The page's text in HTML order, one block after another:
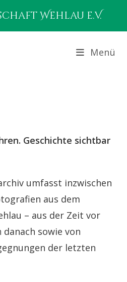
Wehlau e.V.
Menü
Geschichte sichtbar
umfasst inzwischen
aus dem
– aus der Zeit vor
danach sowie von
der letzten